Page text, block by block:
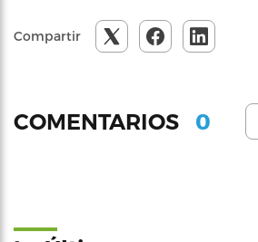
Compartir
COMENTARIOS 0